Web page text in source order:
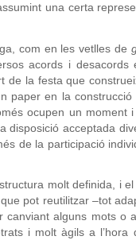
una certa
com en les vetlles de
acords i
de la festa que
paper en la
ocupen un
disposició acceptada
de la participació
molt definida, i
pot reutilitzar –tot
alguns mots o
i molt àgils a l’hora